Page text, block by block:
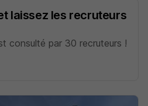
laissez les recruteurs
consulté par 30 recruteurs !